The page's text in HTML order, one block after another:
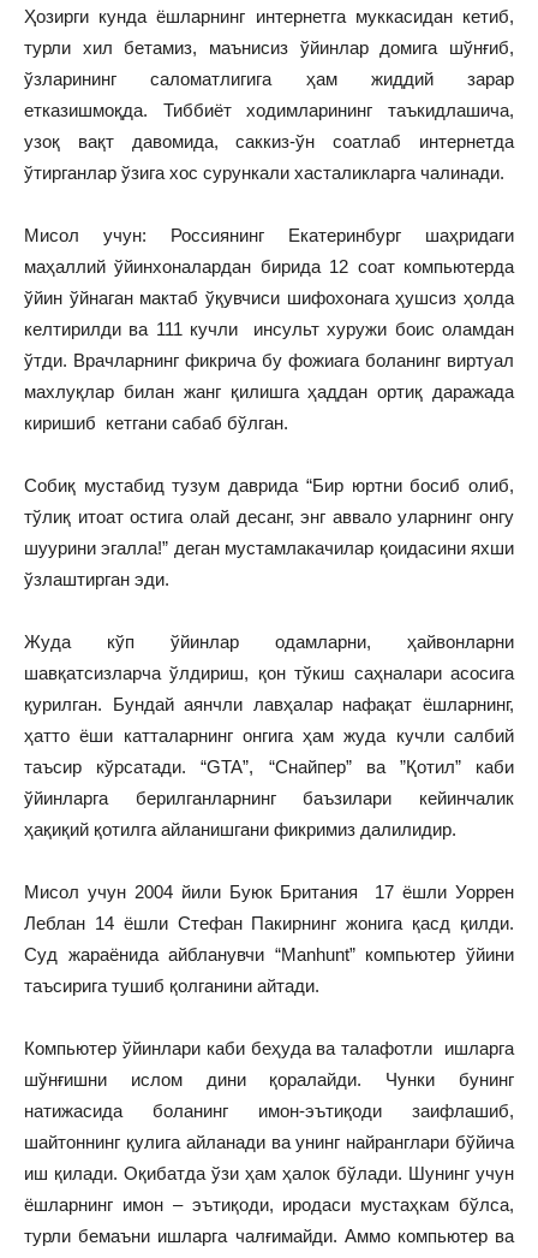
Ҳозирги кунда ёшларнинг интернетга муккасидан кетиб,
турли хил бетамиз, маънисиз ўйинлар домига шўнғиб,
ўзларининг саломатлигига ҳам жиддий зарар
етказишмоқда. Тиббиёт ходимларининг таъкидлашича,
узоқ вақт давомида, саккиз-ўн соатлаб интернетда
ўтирганлар ўзига хос сурункали хасталикларга чалинади.
Мисол учун: Россиянинг Екатеринбург шаҳридаги
маҳаллий ўйинхоналардан бирида 12 соат компьютерда
ўйин ўйнаган мактаб ўқувчиси шифохонага ҳушсиз ҳолда
келтирилди ва 111 кучли инсульт хуружи боис оламдан
ўтди. Врачларнинг фикрича бу фожиага боланинг виртуал
махлуқлар билан жанг қилишга ҳаддан ортиқ даражада
киришиб кетгани сабаб бўлган.
Собиқ мустабид тузум даврида “Бир юртни босиб олиб,
тўлиқ итоат остига олай десанг, энг аввало уларнинг онгу
шуурини эгалла!” деган мустамлакачилар қоидасини яхши
ўзлаштирган эди.
Жуда кўп ўйинлар одамларни, ҳайвонларни
шавқатсизларча ўлдириш, қон тўкиш саҳналари асосига
қурилган. Бундай аянчли лавҳалар нафақат ёшларнинг,
ҳатто ёши катталарнинг онгига ҳам жуда кучли салбий
таъсир кўрсатади. “GTA”, “Снайпер” ва ”Қотил” каби
ўйинларга берилганларнинг баъзилари кейинчалик
ҳақиқий қотилга айланишгани фикримиз далилидир.
Мисол учун 2004 йили Буюк Британия 17 ёшли Уоррен
Леблан 14 ёшли Стефан Пакирнинг жонига қасд қилди.
Суд жараёнида айбланувчи “Manhunt” компьютер ўйини
таъсирига тушиб қолганини айтади.
Компьютер ўйинлари каби беҳуда ва талафотли ишларга
шўнғишни ислом дини қоралайди. Чунки бунинг
натижасида боланинг имон-эътиқоди заифлашиб,
шайтоннинг қулига айланади ва унинг найранглари бўйича
иш қилади. Оқибатда ўзи ҳам ҳалок бўлади. Шунинг учун
ёшларнинг имон – эътиқоди, иродаси мустаҳкам бўлса,
турли бемаъни ишларга чалғимайди. Аммо компьютер ва